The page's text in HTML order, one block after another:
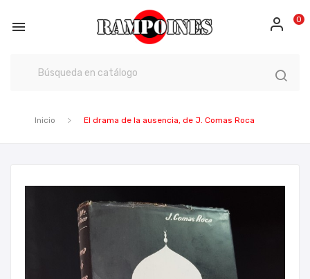
 0
Inicio El drama de la ausencia, de J. Comas Roca